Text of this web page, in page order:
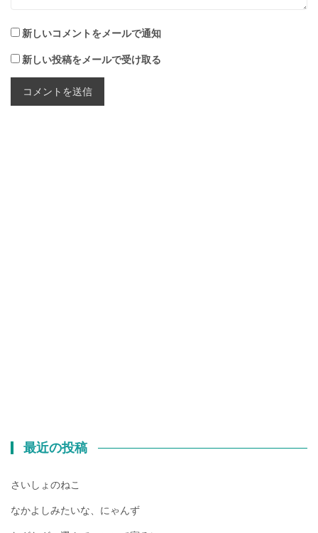
新しいコメントをメールで通知
新しい投稿をメールで受け取る
最近の投稿
さいしょのねこ
なかよしみたいな、にゃんず